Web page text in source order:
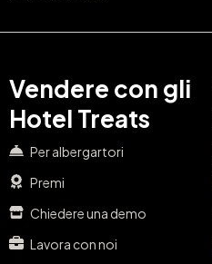
Vendere con gli
Hotel Treats
Per albergartori
Premi
Chiedere una demo
Lavora con noi